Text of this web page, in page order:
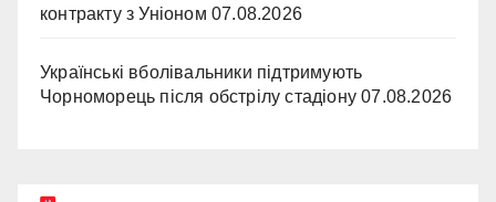
контракту з Уніоном 07.08.2026
Українські вболівальники підтримують
Чорноморець після обстрілу стадіону 07.08.2026